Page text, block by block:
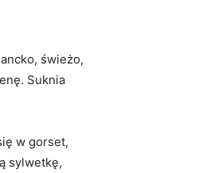
świeżo,
Suknia
w gorset,
sylwetkę,